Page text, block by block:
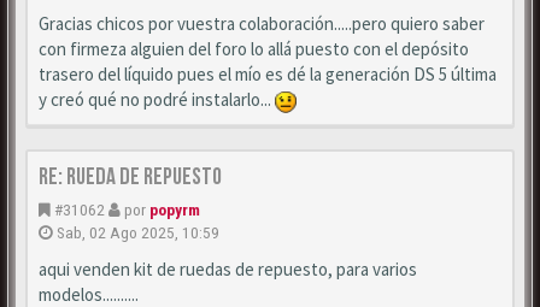
Gracias chicos por vuestra colaboración.....pero quiero saber
con firmeza alguien del foro lo allá puesto con el depósito
trasero del líquido pues el mío es dé la generación DS 5 última
y creó qué no podré instalarlo...
Re: Rueda de repuesto
#31062 por popyrm
Sab, 02 Ago 2025, 10:59
aqui venden kit de ruedas de repuesto, para varios
modelos..........